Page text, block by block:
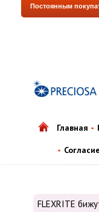
Постоянным
Главная
FLEXRITE